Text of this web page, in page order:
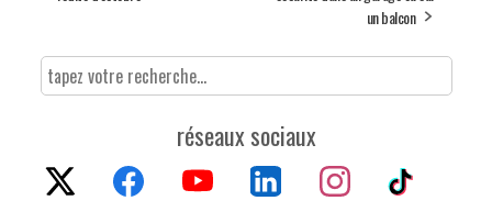
un balcon
réseaux sociaux